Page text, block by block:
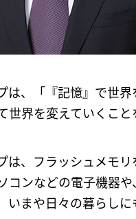
は、「『記憶』で世
世界を変えていくこと
は、フラッシュメモ
コンなどの電子機器
いまや日々の暮らし